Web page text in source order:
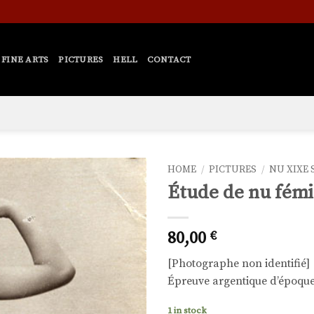
FINE ARTS PICTURES HELL CONTACT
Ajouter
à la liste
HOME / PICTURES / NU XIXE
Étude de nu
80,00 €
[Photographe non identifié]
Épreuve argentique
1 in stock